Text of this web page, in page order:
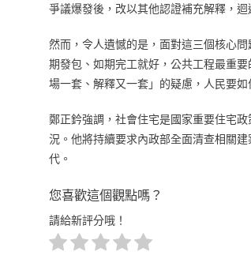
爭議爆發後，改以其他認證補充解釋，迴
然而，令人遺憾的是，面對這三個核心
期發包、如期完工就好，公共工程最重
場一套、解釋又一套」的疑慮，人民要
鄭正鈐強調，社會住宅是國家重要住宅
況。他將持續要求內政部全面清查相關
代。
您喜歡這個觀點嗎？
請給新評分哦！